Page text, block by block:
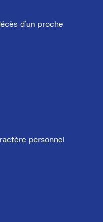
d'un proche
personnel